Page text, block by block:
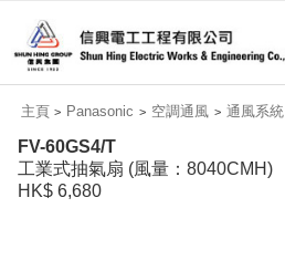
主頁 > Panasonic > 空調通風 > 通風系統
FV-60GS4/T
工業式抽氣扇 (風量：8040CMH)
HK$ 6,680